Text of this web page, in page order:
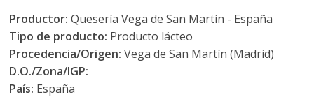
Productor: Quesería Vega de San Martín - España
Tipo de producto: Producto lácteo
Procedencia/Origen: Vega de San Martín (Madrid)
D.O./Zona/IGP:
País: España